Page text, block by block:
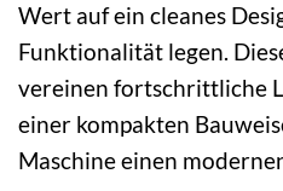
Wert auf ein cleanes
Funktionalität legen.
vereinen fortschrittliche
einer kompakten
Maschine einen